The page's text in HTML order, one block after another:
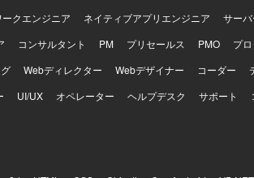
クエンジニア ネイティブアプリエンジニア サー
コンサルタント PM プリセールス PMO プ
Webディレクター Webデザイナー コーダー
UI/UX オペレーター ヘルプデスク サポート